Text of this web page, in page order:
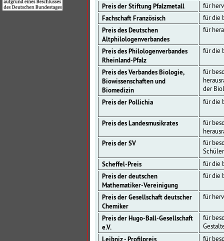
Preis der Stiftung Pfalzmetall für
Fachschaft Französisch für die
Preis des Deutschen
Altphilologenverbandes
für
Preis des Philologenverbandes
Rheinland-Pfalz
für die
Preis des Verbandes Biologie,
Biowissenschaften und
Biomedizin
für
der
Preis der Pollichia für die
Preis des Landesmusikrates
für
Preis der SV
für
Scheffel-Preis für die
Preis der deutschen
Mathematiker-Vereinigung
für die
Preis der Gesellschaft deutscher
Chemiker
für
Preis der Hugo-Ball-Gesellschaft
e.V.
für
Leibniz - Profilpreis
für